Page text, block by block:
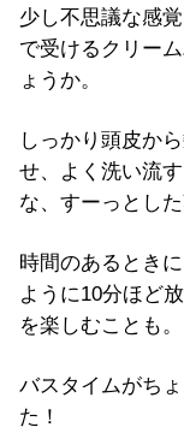
少し不思議な感
で受けるクリー
ょうか。
しっかり頭皮か
せ、よく洗い流
な、すーっとし
時間のあるとき
ように10分ほど
を楽しむことも。
バスタイムがち
た！